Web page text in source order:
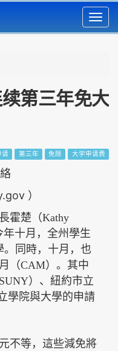
第三年免大
请 第三年 免除 大学申请费
）
霍楚（Kathy
年十月，全州學生
。同時，十月，也
（CAM）。其中
）、紐約市立
學院與大學的申請
不等，這些減免將